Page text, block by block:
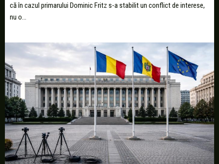
că în cazul primarului Dominic Fritz s-a stabilit un conflict de interese,
nu o...